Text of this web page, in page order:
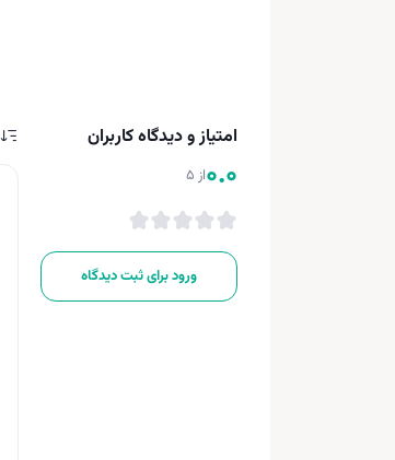
امتیاز و دیدگاه کاربران
0.0از 5
ورود برای ثبت دیدگاه